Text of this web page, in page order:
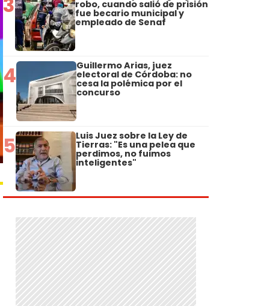
robo, cuando salió de prisión
fue becario municipal y
empleado de Senaf
4 Guillermo Arias, juez
electoral de Córdoba: no
cesa la polémica por el
concurso
5 Luis Juez sobre la Ley de
Tierras: "Es una pelea que
perdimos, no fuimos
inteligentes"